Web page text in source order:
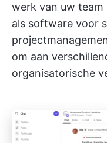
werk van uw
als software voor
om aan
organisatorische